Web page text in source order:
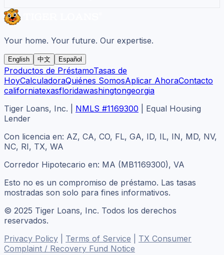
Your home. Your future. Our expertise.
English 中文 Español
Productos de PréstamoTasas de
HoyCalculadoraQuiénes SomosAplicar AhoraContacto
californiatexasfloridawashingtongeorgia
Tiger Loans, Inc.
NMLS #1169300
Equal Housing
Lender
Con licencia en: AZ, CA, CO, FL, GA, ID, IL, IN, MD, NV,
NC, RI, TX, WA
Corredor Hipotecario en: MA (MB1169300), VA
Esto no es un compromiso de préstamo. Las tasas
mostradas son solo para fines informativos.
© 2025 Tiger Loans, Inc. Todos los derechos
reservados.
Privacy Policy
Terms of Service
TX Consumer
Complaint / Recovery Fund Notice